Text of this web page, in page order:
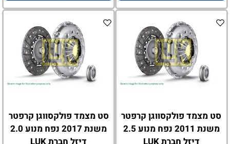
סט מצמד פולקסווגן קרפטר
משנת 2011 נפח מנוע 2.5
סט מצמד פולקסווגן קרפטר
משנת 2017 נפח מנוע 2.0